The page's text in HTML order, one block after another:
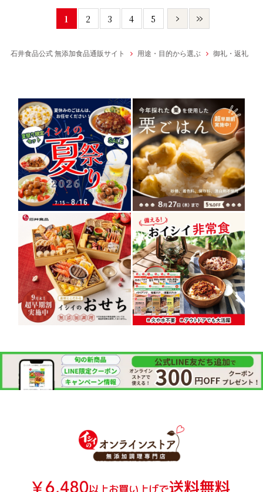
1 2 3 4 5
石井食品公式 無添加食品通販サイト 用途・目的から選ぶ 御礼・返礼